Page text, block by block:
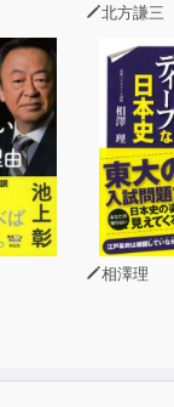
北方謙三
相澤理